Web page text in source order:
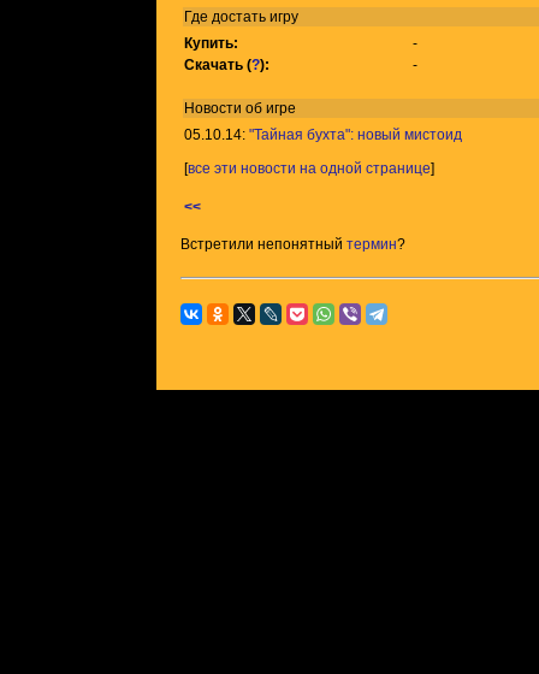
Где достать игру
Купить:
-
Скачать (?): -
Новости об игре
05.10.14: "Тайная бухта": новый мистоид
[все эти новости на одной странице]
<<
Встретили непонятный термин?